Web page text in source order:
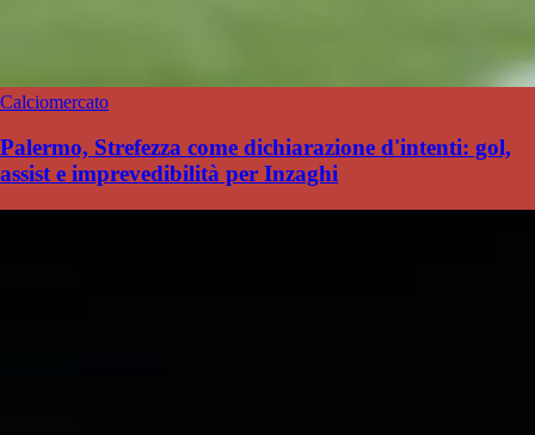
Calciomercato
Palermo, Strefezza come dichiarazione d'intenti: gol,
assist e imprevedibilità per Inzaghi